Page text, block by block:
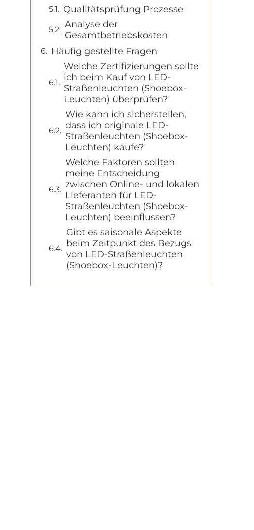
Qualitätsprüfung Prozesse
Analyse der
Gesamtbetriebskosten
Häufig gestellte Fragen
Welche Zertifizierungen sollte
ich beim Kauf von LED-
Straßenleuchten (Shoebox-
Leuchten) überprüfen?
Wie kann ich sicherstellen,
dass ich originale LED-
Straßenleuchten (Shoebox-
Leuchten) kaufe?
Welche Faktoren sollten
meine Entscheidung
zwischen Online- und lokalen
Lieferanten für LED-
Straßenleuchten (Shoebox-
Leuchten) beeinflussen?
Gibt es saisonale Aspekte
beim Zeitpunkt des Bezugs
von LED-Straßenleuchten
(Shoebox-Leuchten)?